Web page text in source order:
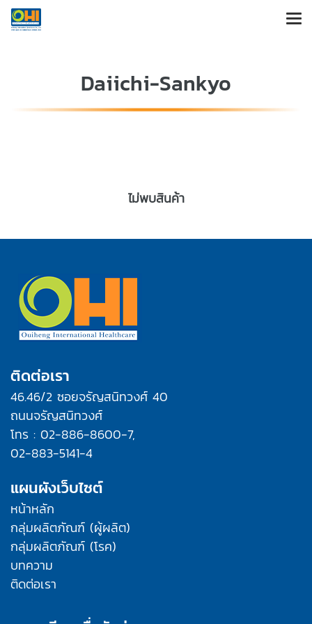
Daiichi-Sankyo
ไม่พบสินค้า
ติดต่อเรา
46.46/2 ซอยจรัญสนิทวงศ์ 40
ถนนจรัญสนิทวงศ์
โทร : 02-886-8600-7,
02-883-5141-4
แผนผังเว็บไซต์
หน้าหลัก
กลุ่มผลิตภัณฑ์ (ผู้ผลิต)
กลุ่มผลิตภัณฑ์ (โรค)
บทความ
ติดต่อเรา